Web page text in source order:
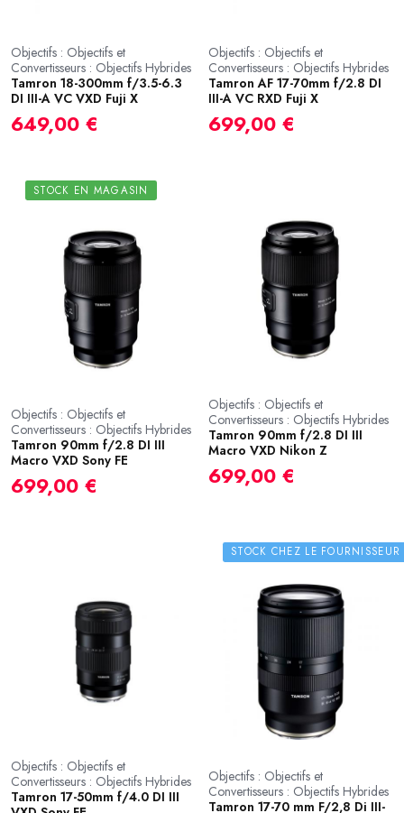
Objectifs : Objectifs et
Convertisseurs : Objectifs Hybrides
Tamron 18-300mm f/3.5-6.3
DI III-A VC VXD Fuji X
649,00 €
Objectifs : Objectifs et
Convertisseurs : Objectifs Hybrides
Tamron AF 17-70mm f/2.8 DI
III-A VC RXD Fuji X
699,00 €
STOCK EN MAGASIN
Objectifs : Objectifs et
Convertisseurs : Objectifs Hybrides
Tamron 90mm f/2.8 DI III
Macro VXD Sony FE
699,00 €
Objectifs : Objectifs et
Convertisseurs : Objectifs Hybrides
Tamron 90mm f/2.8 DI III
Macro VXD Nikon Z
699,00 €
Objectifs : Objectifs et
Convertisseurs : Objectifs Hybrides
Tamron 17-50mm f/4.0 DI III
STOCK CHEZ LE FOURNISSEUR
Objectifs : Objectifs et
Convertisseurs : Objectifs Hybrides
Tamron 17-70 mm F/2,8 Di III-